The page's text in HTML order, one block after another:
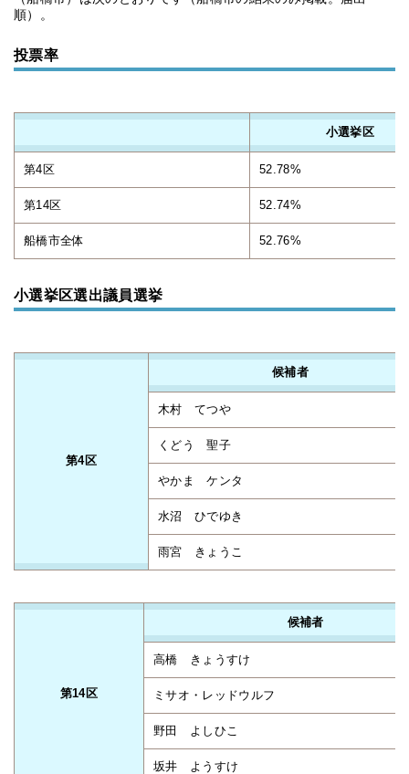
順）。
投票率
小選挙区
第4区 52.78%
第14区 52.74%
船橋市全体 52.76%
小選挙区選出議員選挙
第4区
候補者
木村 てつや
くどう 聖子
やかま ケンタ
水沼 ひでゆき
雨宮 きょうこ
第14区
候補者
高橋 きょうすけ
ミサオ・レッドウルフ
野田 よしひこ
坂井 ようすけ